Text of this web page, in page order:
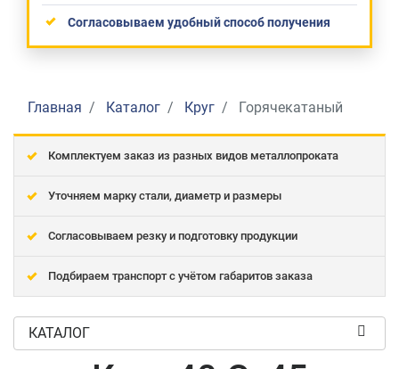
Согласовываем удобный способ получения
Главная Каталог Круг Горячекатаный
Комплектуем заказ из разных видов металлопроката
Уточняем марку стали, диаметр и размеры
Согласовываем резку и подготовку продукции
Подбираем транспорт с учётом габаритов заказа
КАТАЛОГ